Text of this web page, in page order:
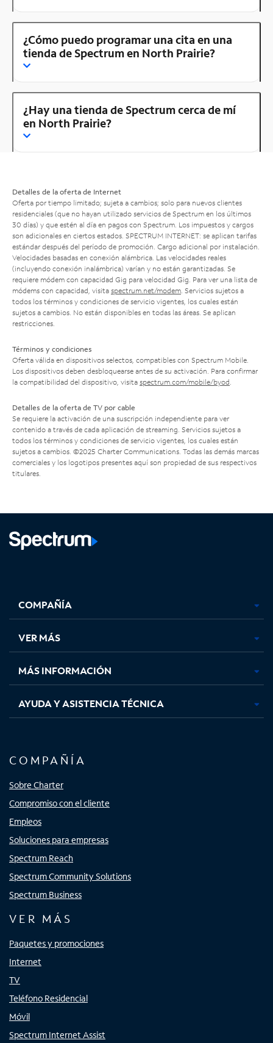
¿Cómo puedo programar una cita en una
tienda de Spectrum en North Prairie?
¿Hay una tienda de Spectrum cerca de mí
en North Prairie?
Detalles de la oferta de Internet
Oferta por tiempo limitado; sujeta a cambios; solo para nuevos clientes
residenciales (que no hayan utilizado servicios de Spectrum en los últimos
30 días) y que estén al día en pagos con Spectrum. Los impuestos y cargos
son adicionales en ciertos estados. SPECTRUM INTERNET: se aplican tarifas
estándar después del período de promoción. Cargo adicional por instalación.
Velocidades basadas en conexión alámbrica. Las velocidades reales
(incluyendo conexión inalámbrica) varían y no están garantizadas. Se
requiere módem con capacidad Gig para velocidad Gig. Para ver una lista de
módems con capacidad, visita spectrum.net/modem . Servicios sujetos a
todos los términos y condiciones de servicio vigentes, los cuales están
sujetos a cambios. No están disponibles en todas las áreas. Se aplican
restricciones.
Términos y condiciones
Oferta válida en dispositivos selectos, compatibles con Spectrum Mobile.
Los dispositivos deben desbloquearse antes de su activación. Para confirmar
la compatibilidad del dispositivo, visita spectrum.com/mobile/byod
Detalles de la oferta de TV por cable
Se requiere la activación de una suscripción independiente para ver
contenido a través de cada aplicación de streaming. Servicios sujetos a
todos los términos y condiciones de servicio vigentes, los cuales están
sujetos a cambios. ©2025 Charter Communications. Todas las demás marcas
comerciales y los logotipos presentes aquí son propiedad de sus respectivos
titulares.
abre
en
pestaña
nueva
abre
en
pestaña
nueva
abre
en
pestaña
nueva
en
nueva
COMPAÑÍA
VER MÁS
MÁS INFORMACIÓN
AYUDA Y ASISTENCIA TÉCNICA
COMPAÑÍA
Sobre Charter
Compromiso con el cliente
Empleos
Soluciones para empresas
Spectrum Reach
Spectrum Community Solutions
Spectrum Business
VER MÁS
Paquetes y promociones
Internet
TV
Teléfono Residencial
Móvil
Spectrum Internet Assist